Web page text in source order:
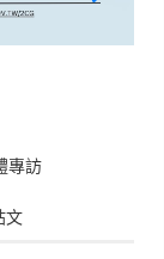
專訪
文